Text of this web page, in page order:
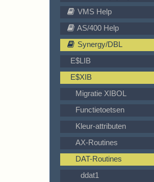
VMS Help
AS/400 Help
Synergy/DBL
E$LIB
E$XIB
Migratie XIBOL
Functietoetsen
Kleur-attributen
AX-Routines
DAT-Routines
ddat1